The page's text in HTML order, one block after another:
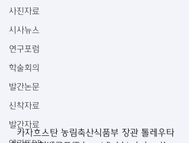
사진자료
시사뉴스
연구포럼
학술회의
발간논문
신착자료
발간자료
카자흐스탄 농림축산식품부 장관 톨레우타